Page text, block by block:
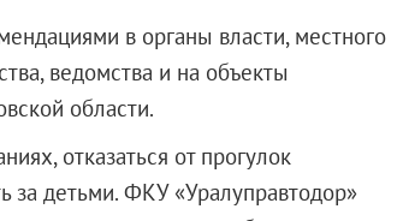
в органы власти, местного
ведомства и на объекты
области.
отказаться от прогулок
за детьми. ФКУ «Уралуправтодор»